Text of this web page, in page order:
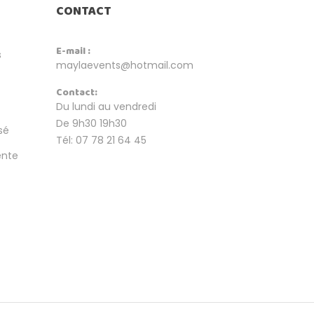
CONTACT
E-mail :
maylaevents@hotmail.com
Contact:
Du lundi au vendredi
De 9h30 19h30
Tél: 07 78 21 64 45